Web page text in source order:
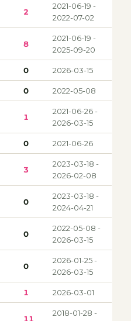
2
2021-06-19 -
2022-07-02
8
2021-06-19 -
2025-09-20
0 2026-03-15
0 2022-05-08
1
2021-06-26 -
2026-03-15
0 2021-06-26
3
2023-03-18 -
2026-02-08
0
2023-03-18 -
2024-04-21
0
2022-05-08 -
2026-03-15
0
2026-01-25 -
2026-03-15
1 2026-03-01
11
2018-01-28 -